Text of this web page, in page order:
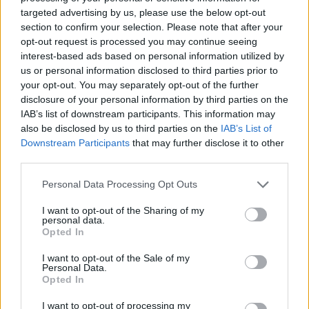
targeted advertising by us, please use the below opt-out
section to confirm your selection. Please note that after your
opt-out request is processed you may continue seeing
interest-based ads based on personal information utilized by
us or personal information disclosed to third parties prior to
your opt-out. You may separately opt-out of the further
disclosure of your personal information by third parties on the
IAB’s list of downstream participants. This information may
also be disclosed by us to third parties on the IAB’s List of
Downstream Participants that may further disclose it to other
Personal Data Processing Opt Outs
I want to opt-out of the Sharing of my
personal data.
Opted In
I want to opt-out of the Sale of my
Personal Data.
Opted In
I want to opt-out of processing my
Šis lauko ekranas – tai Dubijos ir Žemaitės
gatvių sankirtoje stovintis modernus, aukštos
kokybės LED ekranas „Didžiausia sankryža“.
Kaip ir sufleruoja jo pavadinimas, lauko
ekranas stovi itin intensyvioje Šiaulių miesto
zonoje, kur nuolat vyksta transporto
priemonių eismas, o kontaktų skaičius per
savaitę vidutiniškai siekia net 457 000.
Lauko ekranas ne tik transliuoja ryškią
reklamos žinutę didžiulei miesto ir jo svečių
yra įrengtas su saulės baterijomis. Tai – ne tik
matoma, tačiau ir gamtai draugiška,